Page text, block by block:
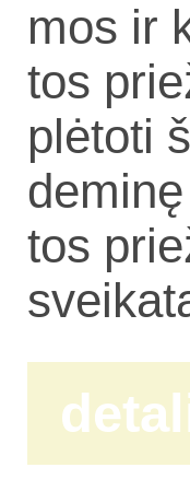
mos ir
tos
plė­to­ti
tos